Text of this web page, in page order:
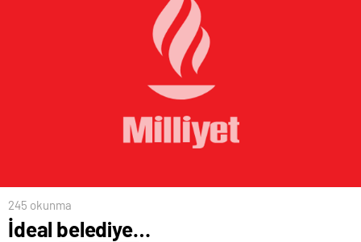
245 okunma
İdeal belediye…